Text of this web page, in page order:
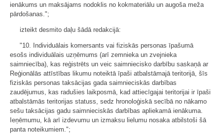
ienākums un maksājams nodoklis no kokmateriālu un augoša meža
pārdošanas.";
izteikt desmito daļu šādā redakcijā:
"10. Individuālais komersants vai fiziskās personas īpašumā
esošs individuālais uzņēmums (arī zemnieka un zvejnieka
saimniecība), kas reģistrēts un veic saimniecisko darbību saskaņā ar
Reģionālās attīstības likumu noteiktā īpaši atbalstāmajā teritorijā, šīs
fiziskās personas taksācijas gada saimnieciskās darbības
zaudējumus, kas radušies laikposmā, kad attiecīgajai teritorijai ir īpaši
atbalstāmās teritorijas statuss, sedz hronoloģiskā secībā no nākamo
sešu taksācijas gadu saimnieciskās darbības apliekamā ienākuma.
Ieņēmumu, kā arī izdevumu un izmaksu lielumu nosaka atbilstoši šā
panta noteikumiem.";